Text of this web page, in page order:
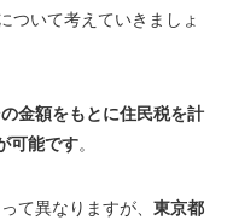
ついて考えていきましょ
金額をもとに住民税を計
可能です。
て異なりますが、 東京都